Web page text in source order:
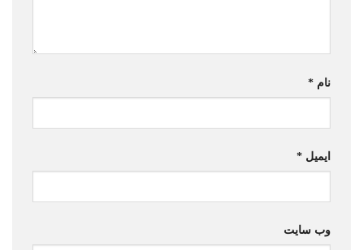
نام *
ایمیل *
وب‌ سایت